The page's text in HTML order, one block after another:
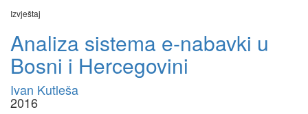
Izvještaj
Analiza sistema e-nabavki u
Bosni i Hercegovini
Ivan Kutleša
2016